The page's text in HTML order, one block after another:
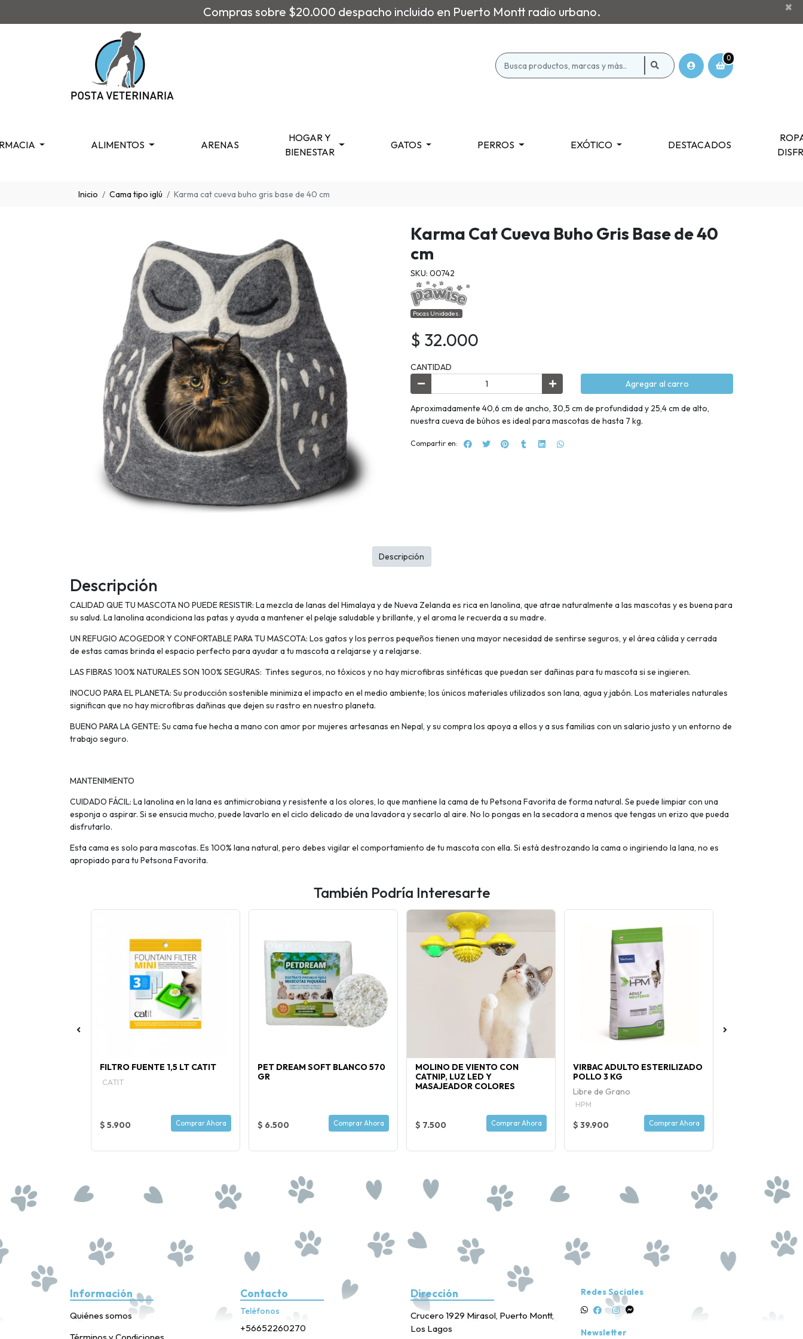
Compras sobre $20.000 despacho incluido en Puerto Montt radio urbano. ×
0
ALIMENTOS ARENAS
HOGAR Y
BIENESTAR
GATOS PERROS EXÓTICO DESTACADOS
Inicio Cama tipo iglú Karma cat cueva buho gris base de 40 cm
Karma Cat Cueva Buho Gris Base de 40
cm
SKU: 00742
Pocas Unidades.
$ 32.000
CANTIDAD
Agregar al carro
Aproximadamente 40,6 cm de ancho, 30,5 cm de profundidad y 25,4 cm de alto,
nuestra cueva de búhos es ideal para mascotas de hasta 7 kg.
Compartir en:
Descripción
CALIDAD QUE TU MASCOTA NO PUEDE RESISTIR: La mezcla de lanas del Himalaya y de Nueva Zelanda es rica en lanolina, que atrae naturalmente a las mascotas y es buena para
su salud. La lanolina acondiciona las patas y ayuda a mantener el pelaje saludable y brillante, y el aroma le recuerda a su madre.
UN REFUGIO ACOGEDOR Y CONFORTABLE PARA TU MASCOTA: Los gatos y los perros pequeños tienen una mayor necesidad de sentirse seguros, y el área cálida y cerrada
de estas camas brinda el espacio perfecto para ayudar a tu mascota a relajarse y a relajarse.
LAS FIBRAS 100% NATURALES SON 100% SEGURAS: Tintes seguros, no tóxicos y no hay microfibras sintéticas que puedan ser dañinas para tu mascota si se ingieren.
INOCUO PARA EL PLANETA: Su producción sostenible minimiza el impacto en el medio ambiente; los únicos materiales utilizados son lana, agua y jabón. Los materiales naturales
significan que no hay microfibras dañinas que dejen su rastro en nuestro planeta.
BUENO PARA LA GENTE: Su cama fue hecha a mano con amor por mujeres artesanas en Nepal, y su compra los apoya a ellos y a sus familias con un salario justo y un entorno de
trabajo seguro.
MANTENIMIENTO
CUIDADO FÁCIL: La lanolina en la lana es antimicrobiana y resistente a los olores, lo que mantiene la cama de tu Petsona Favorita de forma natural. Se puede limpiar con una
esponja o aspirar. Si se ensucia mucho, puede lavarlo en el ciclo delicado de una lavadora y secarlo al aire. No lo pongas en la secadora a menos que tengas un erizo que pueda
disfrutarlo.
Esta cama es solo para mascotas. Es 100% lana natural, pero debes vigilar el comportamiento de tu mascota con ella. Si está destrozando la cama o ingiriendo la lana, no es
apropiado para tu Petsona Favorita.
Descripción
También Podría Interesarte
FILTRO FUENTE 1,5 LT CATIT
CATIT
$ 5.900 Comprar Ahora
PET DREAM SOFT BLANCO 570
GR
$ 6.500 Comprar Ahora
MOLINO DE VIENTO CON
CATNIP, LUZ LED Y
MASAJEADOR COLORES
$ 7.500 Comprar Ahora
VIRBAC ADULTO ESTERILIZADO
POLLO 3 KG
Libre de Grano
HPM
$ 39.900 Comprar Ahora
Información
Quiénes somos
Contacto
Teléfonos
+56652260270
Dirección
Crucero 1929 Mirasol, Puerto Montt,
Los Lagos
Redes Sociales
Newsletter